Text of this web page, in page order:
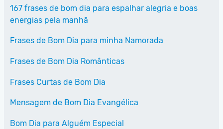
167 frases de bom dia para espalhar alegria e boas
energias pela manhã
Frases de Bom Dia para minha Namorada
Frases de Bom Dia Românticas
Frases Curtas de Bom Dia
Mensagem de Bom Dia Evangélica
Bom Dia para Alguém Especial